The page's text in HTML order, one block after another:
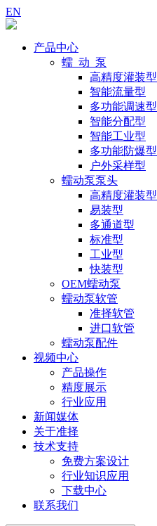
EN
产品中心
蠕 动 泵
高精度灌装型
智能流量型
多功能调速型
智能分配型
智能工业型
多功能防爆型
户外采样型
蠕动泵泵头
高精度灌装型
易装型
多通道型
标准型
工业型
快装型
OEM蠕动泵
蠕动泵软管
准择软管
进口软管
蠕动泵配件
视频中心
产品操作
精度展示
行业应用
新闻媒体
关于准择
技术支持
免费方案设计
行业知识应用
下载中心
联系我们